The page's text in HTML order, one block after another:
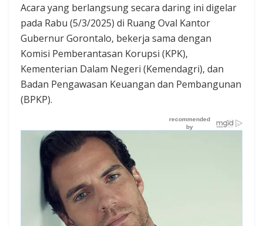
Acara yang berlangsung secara daring ini digelar
pada Rabu (5/3/2025) di Ruang Oval Kantor
Gubernur Gorontalo, bekerja sama dengan
Komisi Pemberantasan Korupsi (KPK),
Kementerian Dalam Negeri (Kemendagri), dan
Badan Pengawasan Keuangan dan Pembangunan
(BPKP).